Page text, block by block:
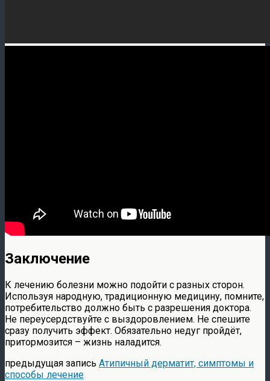
Заключение
К лечению болезни можно подойти с разных сторон.
Используя народную, традиционную медицину, помните,
потребительство должно быть с разрешения доктора.
Не переусердствуйте с выздоровлением. Не спешите
сразу получить эффект. Обязательно недуг пройдёт,
притормозится – жизнь наладится.
предыдущая запись Атипичный дерматит, симптомы и
способы лечение